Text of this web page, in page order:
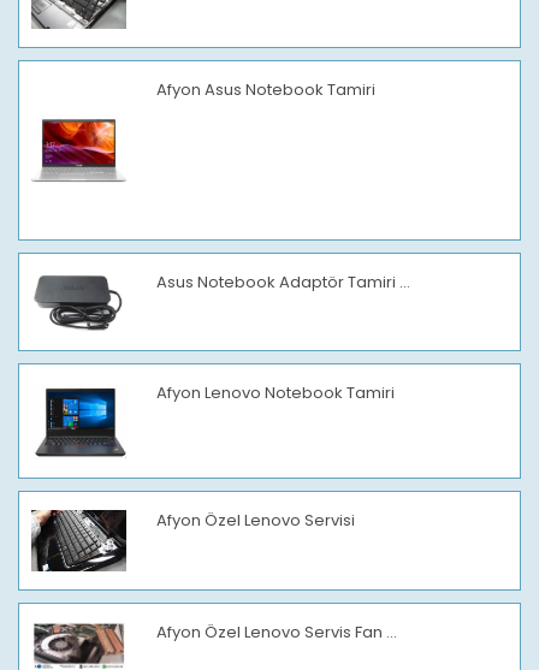
Afyon Asus Notebook Tamiri
Asus Notebook Adaptör Tamiri ...
Afyon Lenovo Notebook Tamiri
Afyon Özel Lenovo Servisi
Afyon Özel Lenovo Servis Fan ...